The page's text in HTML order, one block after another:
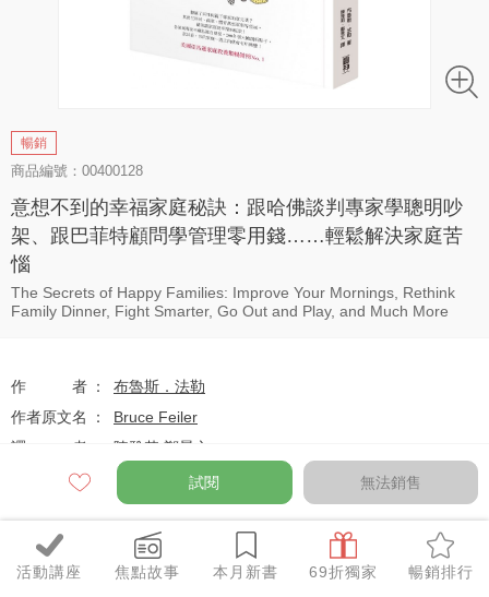
活動講座 焦點故事 本月新書 69折獨家 暢銷排行
暢銷
商品編號：00400128
意想不到的幸福家庭秘訣：跟哈佛談判專家學聰明吵
架、跟巴菲特顧問學管理零用錢……輕鬆解決家庭苦
惱
The Secrets of Happy Families: Improve Your Mornings, Rethink
Family Dinner, Fight Smarter, Go Out and Play, and Much More
作者
布魯斯．法勒
作者原文名
Bruce Feiler
譯者
陳雅莉 鄭景文
出版社
圓神出版社
勵志書系
出版日
2015-02-26
試閱 無法銷售